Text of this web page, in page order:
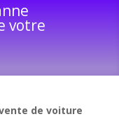
votre
de voiture